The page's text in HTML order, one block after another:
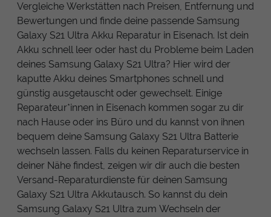
Vergleiche Werkstätten nach Preisen, Entfernung und
Bewertungen und finde deine passende Samsung
Galaxy S21 Ultra Akku Reparatur in Eisenach. Ist dein
Akku schnell leer oder hast du Probleme beim Laden
deines Samsung Galaxy S21 Ultra? Hier wird der
kaputte Akku deines Smartphones schnell und
günstig ausgetauscht oder gewechselt. Einige
Reparateur*innen in Eisenach kommen sogar zu dir
nach Hause oder ins Büro und du kannst von ihnen
bequem deine Samsung Galaxy S21 Ultra Batterie
wechseln lassen. Falls du keinen Reparaturservice in
deiner Nähe findest, zeigen wir dir auch die besten
Versand-Reparaturdienste für deinen Samsung
Galaxy S21 Ultra Akkutausch. So kannst du dein
Samsung Galaxy S21 Ultra zum Wechseln der